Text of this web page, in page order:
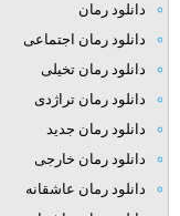
دانلود رمان
دانلود رمان اجتماعی
دانلود رمان تخیلی
دانلود رمان تراژدی
دانلود رمان جدید
دانلود رمان خارجی
دانلود رمان عاشقانه